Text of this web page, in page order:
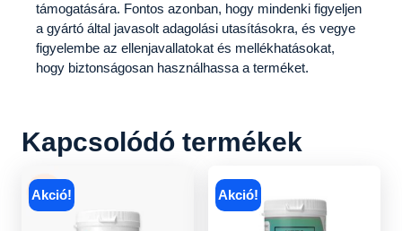
támogatására. Fontos azonban, hogy mindenki figyeljen
a gyártó által javasolt adagolási utasításokra, és vegye
figyelembe az ellenjavallatokat és mellékhatásokat,
hogy biztonságosan használhassa a terméket.
Kapcsolódó termékek
Akció! Akció!